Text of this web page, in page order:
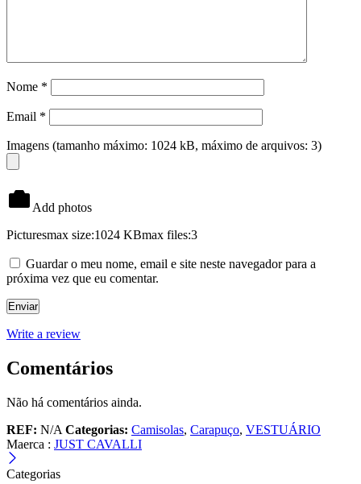
Nome *
Email *
Imagens (tamanho máximo: 1024 kB, máximo de arquivos: 3)
Add photos
Picturesmax size:1024 KBmax files:3
Guardar o meu nome, email e site neste navegador para a
próxima vez que eu comentar.
Write a review
Comentários
Não há comentários ainda.
REF: N/A Categorias: Camisolas, Carapuço, VESTUÁRIO
Maerca : JUST CAVALLI
Categorias